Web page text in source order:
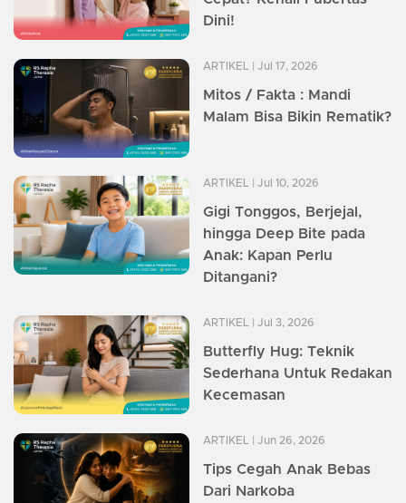
Dini!
ARTIKEL | Jul 17, 2026
Mitos / Fakta : Mandi
Malam Bisa Bikin Rematik?
ARTIKEL | Jul 10, 2026
Gigi Tonggos, Berjejal,
hingga Deep Bite pada
Anak: Kapan Perlu
Ditangani?
ARTIKEL | Jul 3, 2026
Butterfly Hug: Teknik
Sederhana Untuk Redakan
Kecemasan
ARTIKEL | Jun 26, 2026
Tips Cegah Anak Bebas
Dari Narkoba